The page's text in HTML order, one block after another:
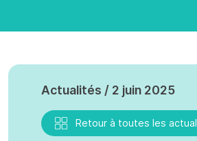
Actualités / 2 juin 2025
Retour à toutes les